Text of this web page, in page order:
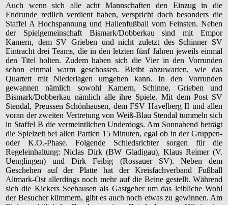
Auch wenn sich alle acht Mannschaften den Einzug in die
Endrunde redlich verdient haben, verspricht doch besonders die
Staffel A Hochspannung und Hallenfußball vom Feinsten. Neben
der Spielgemeinschaft Bismark/Dobberkau sind mit Empor
Kamern, dem SV Grieben und nicht zuletzt des Schinner SV
Eintracht drei Teams, die in den letzten fünf Jahren jeweils einmal
den Titel holten. Zudem haben sich die Vier in den Vorrunden
schon einmal warm geschossen. Bleibt abzuwarten, wie das
Quartett mit Niederlagen umgehen kann. In den Vorrunden
gewannen nämlich sowohl Kamern, Schinne, Grieben und
Bismark/Dobberkau nämlich alle ihre Spiele. Mit dem Post SV
Stendal, Preussen Schönhausen, dem FSV Havelberg II und allen
voran der zweiten Vertretung von Weiß-Blau Stendal tummeln sich
in Staffel B die vermeintlichen Underdogs. Am Sonnabend beträgt
die Spielzeit bei allen Partien 15 Minuten, egal ob in der Gruppen-
oder K.O.-Phase. Folgende Schiedsrichter sorgen für die
Regeleinhaltung: Niclas Dirk (BW Gladigau), Klaus Reimer (V.
Uenglingen) und Dirk Feibig (Rossauer SV). Neben dem
Geschehen auf der Platte hat der Kreisfachverband Fußball
Altmark-Ost allerdings noch mehr auf die Beine gestellt. Während
sich die Kickers Seehausen als Gastgeber um das leibliche Wohl
der Besucher kümmern, gibt es auch noch etwas zu gewinnen. Am